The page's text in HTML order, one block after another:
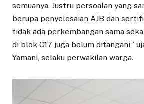
semuanya. Justru persoalan yang
berupa penyelesaian AJB dan
tidak ada perkembangan sama
di blok C17 juga belum ditangani,”
Yamani, selaku perwakilan warga.